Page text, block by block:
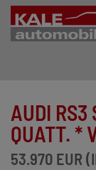
LEISTUNGEN
AUDI RS3
QUATT. *
53.970 EUR